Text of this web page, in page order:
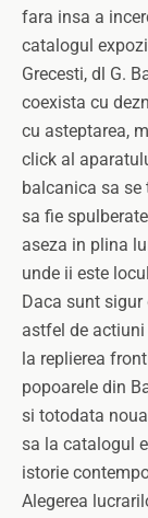
fara insa a
catalogul
Grecesti, dl G.
coexista cu
cu asteptarea,
click al
balcanica sa se
sa fie
aseza in plina
unde ii este
Daca sunt sigur
astfel de
la replierea
popoarele din
si totodata
sa la catalogul
istorie
Alegerea